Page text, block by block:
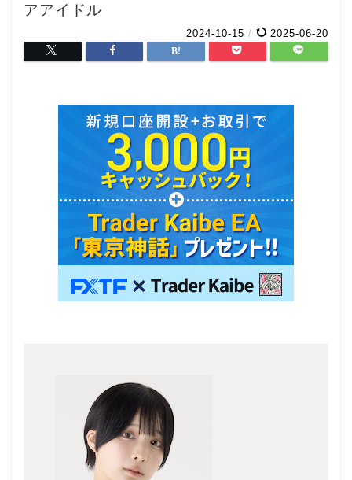
アアイドル
2024-10-15 / 2025-06-20